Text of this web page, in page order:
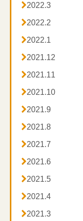
2022.3
2022.2
2022.1
2021.12
2021.11
2021.10
2021.9
2021.8
2021.7
2021.6
2021.5
2021.4
2021.3